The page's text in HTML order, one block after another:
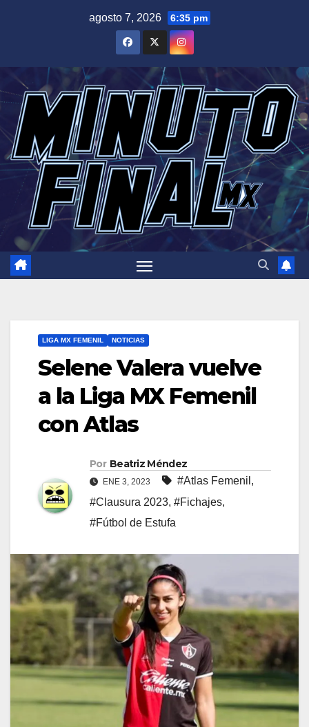
agosto 7, 2026 6:35 pm
LIGA MX FEMENIL NOTICIAS
Selene Valera vuelve
a la Liga MX Femenil
con Atlas
Por Beatriz Méndez
ENE 3, 2023 #Atlas Femenil ,
#Clausura 2023, #Fichajes,
#Fútbol de Estufa